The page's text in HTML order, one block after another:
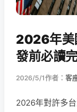
2026年美
發前必讀
2026/5/1作者： 客
2026年對許多